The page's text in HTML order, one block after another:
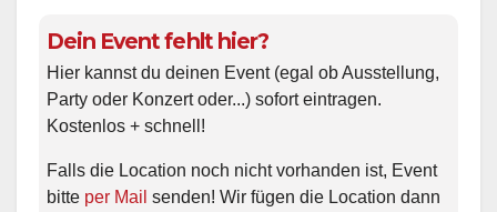
Dein Event fehlt hier?
Hier kannst du deinen Event (egal ob Ausstellung,
Party oder Konzert oder...) sofort eintragen.
Kostenlos + schnell!
Falls die Location noch nicht vorhanden ist, Event
bitte per Mail senden! Wir fügen die Location dann